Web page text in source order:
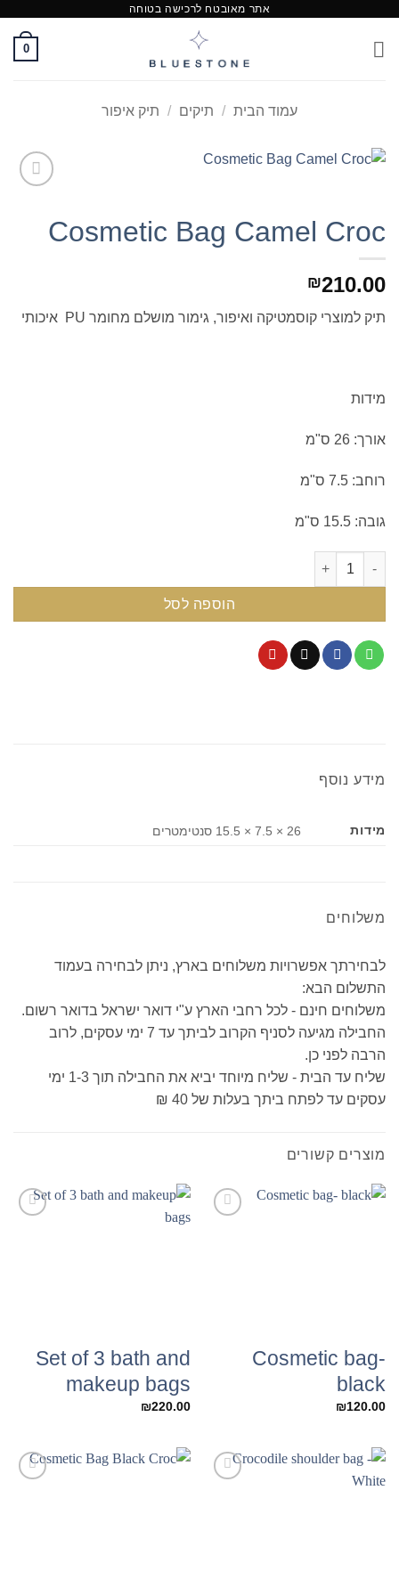
content
אתר מאובטח לרכישה בטוחה
0
עמוד הבית / תיקים / תיק איפור
Cosmetic Bag Camel Croc
₪210.00
תיק למוצרי קוסמטיקה ואיפור, גימור מושלם מחומר PU איכותי
מידות
אורך: 26 ס"מ
רוחב: 7.5 ס"מ
גובה: 15.5 ס"מ
כמות של Cosmetic Bag Camel Croc
הוספה לסל
מידע נוסף
מידות 26 × 7.5 × 15.5 סנטימטרים
משלוחים
לבחירתך אפשרויות משלוחים בארץ, ניתן לבחירה בעמוד
התשלום הבא:
משלוחים חינם - לכל רחבי הארץ ע"י דואר ישראל בדואר רשום.
החבילה מגיעה לסניף הקרוב לביתך עד 7 ימי עסקים, לרוב
הרבה לפני כן.
שליח עד הבית - שליח מיוחד יביא את החבילה תוך 1-3 ימי
עסקים עד לפתח ביתך בעלות של 40 ₪
מוצרים קשורים
Cosmetic bag-
black
₪120.00
Set of 3 bath and
makeup bags
₪220.00